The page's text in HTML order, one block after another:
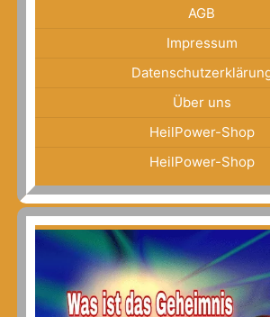
AGB
Impressum
Über uns
HeilPower-Shop
HeilPower-Shop